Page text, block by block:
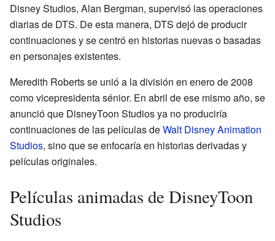
Disney Studios, Alan Bergman, supervisó las operaciones
diarias de DTS. De esta manera, DTS dejó de producir
continuaciones y se centró en historias nuevas o basadas
en personajes existentes.
Meredith Roberts se unió a la división en enero de 2008
como vicepresidenta sénior. En abril de ese mismo año, se
anunció que DisneyToon Studios ya no produciría
continuaciones de las películas deWalt Disney Animation
Studios, sino que se enfocaría en historias derivadas y
películas originales.
Películas animadas de DisneyToon
Studios